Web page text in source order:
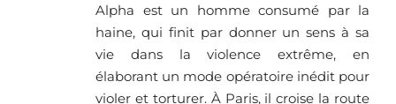
Alpha est un homme consumé par la
haine, qui finit par donner un sens à sa
vie dans la violence extrême, en
élaborant un mode opératoire inédit pour
violer et torturer. À Paris, il croise la route